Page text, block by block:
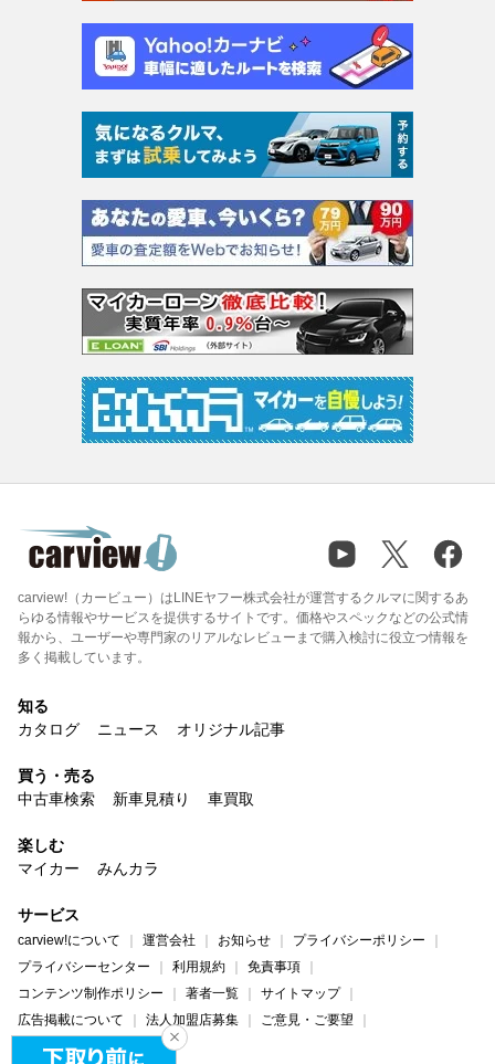
carview!（カービュー）はLINEヤフー株式会社が運営するクルマに関するあ
らゆる情報やサービスを提供するサイトです。価格やスペックなどの公式情
報から、ユーザーや専門家のリアルなレビューまで購入検討に役立つ情報を
多く掲載しています。
知る
カタログ
ニュース オリジナル記事
買う・売る
中古車検索
新車見積り 車買取
楽しむ
マイカー
みんカラ
サービス
carview!について 運営会社 お知らせ
プライバシーポリシー
プライバシーセンター
利用規約
免責事項
コンテンツ制作ポリシー
著者一覧
サイトマップ
広告掲載について
法人加盟店募集
ご意見・ご要望
ヘルプ・お問い合わせ